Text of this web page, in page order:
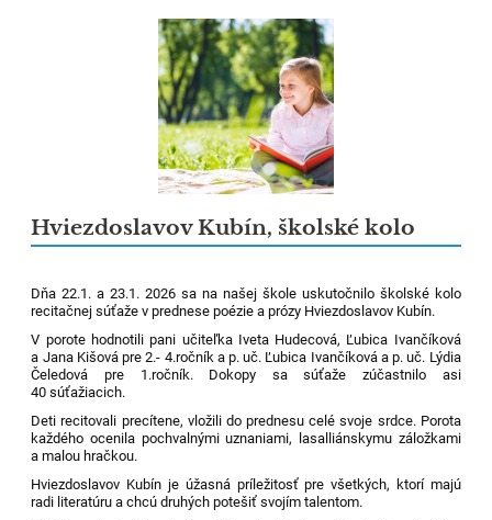
Hviezdoslavov Kubín, školské kolo
Dňa 22.1. a 23.1. 2026 sa na našej škole uskutočnilo školské kolo
recitačnej súťaže v prednese poézie a prózy Hviezdoslavov Kubín.
V porote hodnotili pani učiteľka Iveta Hudecová, Ľubica Ivančíková
a Jana Kišová pre 2.- 4.ročník a p. uč. Ľubica Ivančíková a p. uč. Lýdia
Čeledová pre 1.ročník. Dokopy sa súťaže zúčastnilo asi
40 súťažiacich.
Deti recitovali precítene, vložili do prednesu celé svoje srdce. Porota
každého ocenila pochvalnými uznaniami, lasalliánskymu záložkami
a malou hračkou.
Hviezdoslavov Kubín je úžasná príležitosť pre všetkých, ktorí majú
radi literatúru a chcú druhých potešiť svojím talentom.